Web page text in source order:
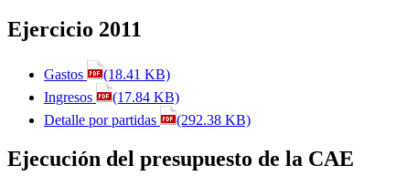
Ejercicio 2011
Gastos
(18.41 KB)
Ingresos
(17.84 KB)
Detalle por partidas
(292.38 KB)
Ejecución del presupuesto de la CAE